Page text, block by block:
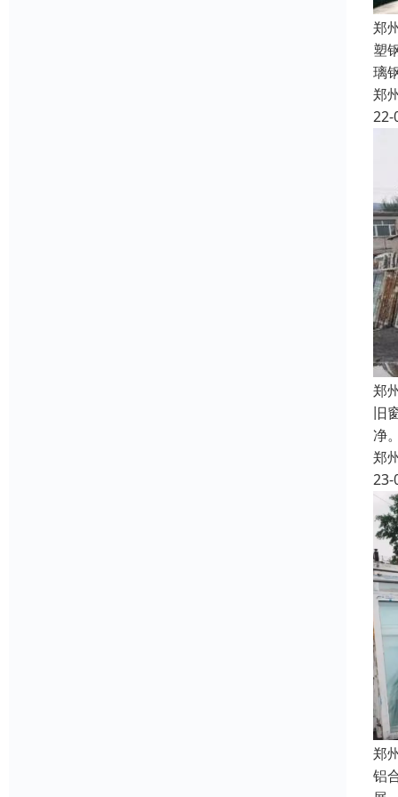
郑
塑
璃
郑
22-
郑
旧
净
郑
23-
郑
铝